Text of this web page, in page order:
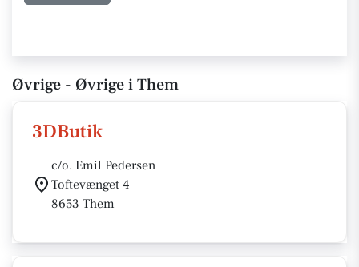
Øvrige - Øvrige i Them
3DButik
c/o. Emil Pedersen
Toftevænget 4
8653 Them